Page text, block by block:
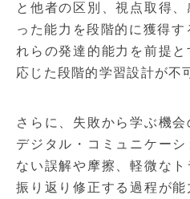
と他者の区別、視点取得
った能力を段階的に獲得
れらの発達的能力を前提
応じた段階的学習設計が不
さらに、失敗から学ぶ機会
デジタル・コミュニケー
ない誤解や摩擦、軽微な
振り返り修正する過程が